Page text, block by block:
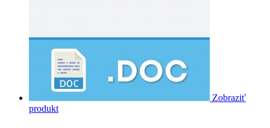
Zobraziť
produkt